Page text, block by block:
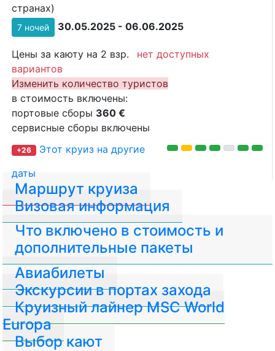
странах)
7 ночей 30.05.2025 - 06.06.2025
Цены за каюту на 2 взр.
нет доступных
вариантов
Изменить количество туристов
в стоимость включены:
портовые сборы 360 €
сервисные сборы включены
+26
Этот круиз на другие
даты
Маршрут круиза
Визовая информация
Авиабилеты
Что включено в стоимость и
дополнительные пакеты
Экскурсии в портах захода
Круизный лайнер MSC World
Europa
Выбор кают